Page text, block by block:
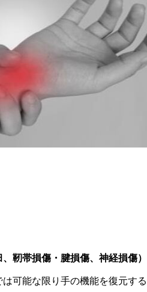
靭帯損傷・腱損傷、神経損傷）
可能な限り手の機能を復元する